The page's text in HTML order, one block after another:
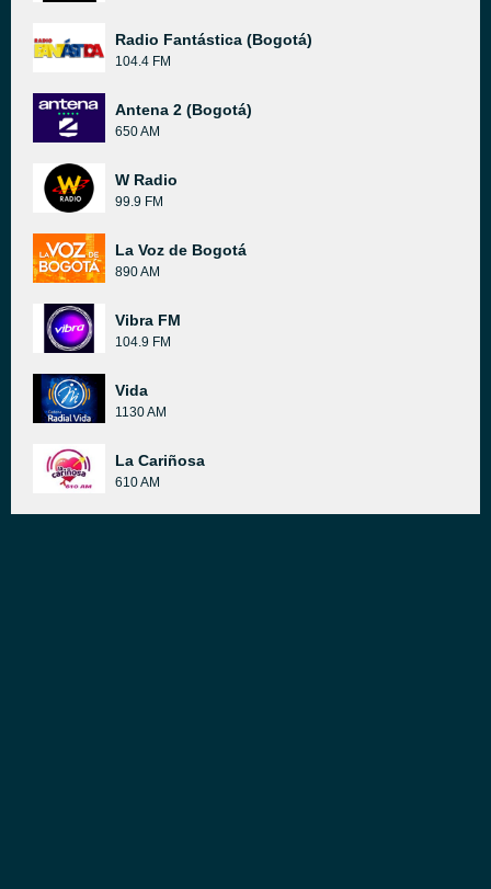
Radio Fantástica (Bogotá)
104.4 FM
Antena 2 (Bogotá)
650 AM
W Radio
99.9 FM
La Voz de Bogotá
890 AM
Vibra FM
104.9 FM
Vida
1130 AM
La Cariñosa
610 AM